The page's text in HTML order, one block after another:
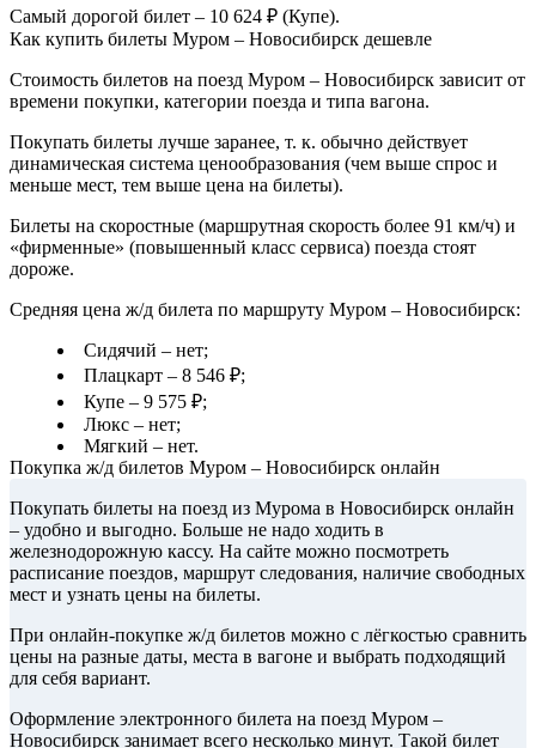
Самый дорогой билет – 10 624 ₽ (Купе).
Как купить билеты Муром – Новосибирск дешевле
Стоимость билетов на поезд Муром – Новосибирск зависит от
времени покупки, категории поезда и типа вагона.
Покупать билеты лучше заранее, т. к. обычно действует
динамическая система ценообразования (чем выше спрос и
меньше мест, тем выше цена на билеты).
Билеты на скоростные (маршрутная скорость более 91 км/ч) и
«фирменные» (повышенный класс сервиса) поезда стоят
дороже.
Средняя цена ж/д билета по маршруту Муром – Новосибирск:
Сидячий – нет;
Плацкарт – 8 546 ₽;
Купе – 9 575 ₽;
Люкс – нет;
Мягкий – нет.
Покупка ж/д билетов Муром – Новосибирск онлайн
Покупать билеты на поезд из Мурома в Новосибирск онлайн
– удобно и выгодно. Больше не надо ходить в
железнодорожную кассу. На сайте можно посмотреть
расписание поездов, маршрут следования, наличие свободных
мест и узнать цены на билеты.
При онлайн-покупке ж/д билетов можно с лёгкостью сравнить
цены на разные даты, места в вагоне и выбрать подходящий
для себя вариант.
Оформление электронного билета на поезд Муром –
Новосибирск занимает всего несколько минут. Такой билет